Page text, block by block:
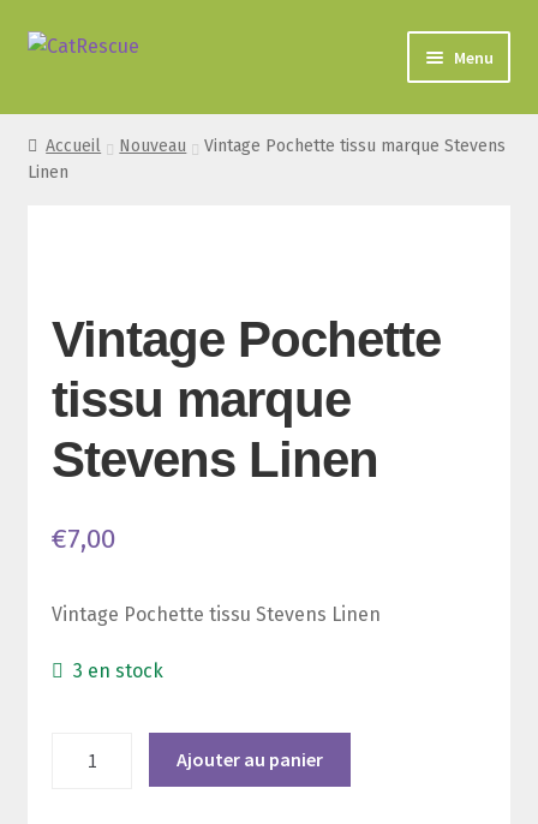
Aller
navigation
Aller
Menu
NOUVEAU
CUISINE
PAPETERIE
DÉCO MAISON
Accueil Nouveau
Vintage Pochette tissu marque Stevens
Linen
Vintage Pochette
tissu marque
Stevens Linen
€7,00
Vintage Pochette tissu Stevens Linen
3 en stock
Ajouter au panier